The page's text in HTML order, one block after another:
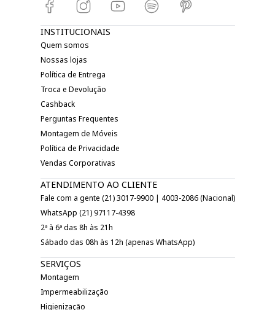
INSTITUCIONAIS
Quem somos
Nossas lojas
Política de Entrega
Troca e Devolução
Cashback
Perguntas Frequentes
Montagem de Móveis
Política de Privacidade
Vendas Corporativas
ATENDIMENTO AO CLIENTE
Fale com a gente (21) 3017-9900 | 4003-2086 (Nacional)
WhatsApp (21) 97117-4398
2ª à 6ª das 8h às 21h
Sábado das 08h às 12h (apenas WhatsApp)
SERVIÇOS
Montagem
Impermeabilização
Higienização